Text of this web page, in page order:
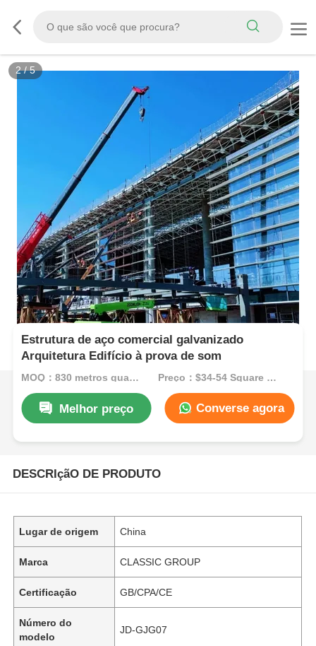
2/5
Estrutura de aço comercial galvanizado
Arquitetura Edifício à prova de som
MOQ：830 metros quadrados Preço：$34-54 Square Meters
Melhor preço Converse agora
DESCRIçãO DE PRODUTO
Lugar de origem China
Marca CLASSIC GROUP
Certificação GB/CPA/CE
Número do
modelo
JD-GJG07